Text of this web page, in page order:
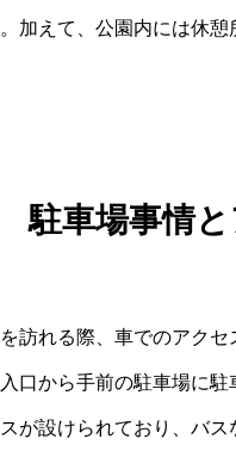
加えて、公園内には休
駐車場事情
訪れる際、車でのアク
口から手前の駐車場に
が設けられており、バ